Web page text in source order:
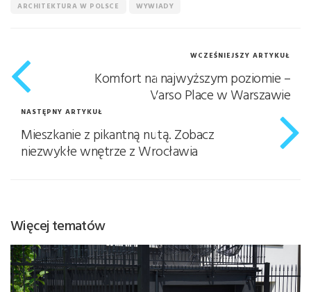
ARCHITEKTURA W POLSCE
WYWIADY
WCZEŚNIEJSZY ARTYKUŁ
Komfort na najwyższym poziomie –
Varso Place w Warszawie
NASTĘPNY ARTYKUŁ
Mieszkanie z pikantną nutą. Zobacz
niezwykłe wnętrze z Wrocławia
Więcej tematów